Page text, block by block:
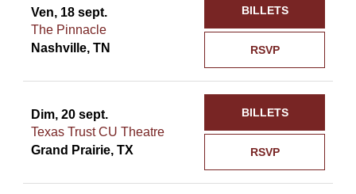
Ven, 18 sept.
The Pinnacle
Nashville, TN
RSVP
BILLETS
Dim, 20 sept.
Texas Trust CU Theatre
Grand Prairie, TX
RSVP
BILLETS